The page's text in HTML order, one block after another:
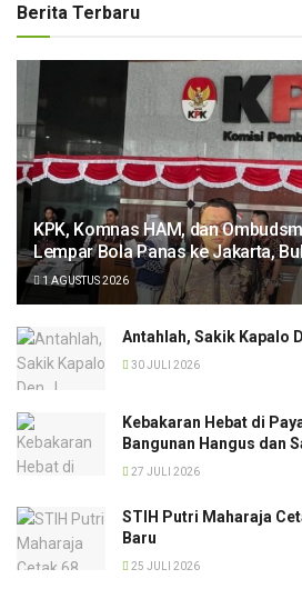
Berita Terbaru
KPK, Komnas HAM, dan
Lempar Bola Panas ke Jakarta,
1 AGUSTUS 2026
Antahlah, Sakik Kapalo
30 JULI 2026
Kebakaran Hebat di
Bangunan Hangus dan
27 JULI 2026
STIH Putri Maharaja
Baru
25 JULI 2026